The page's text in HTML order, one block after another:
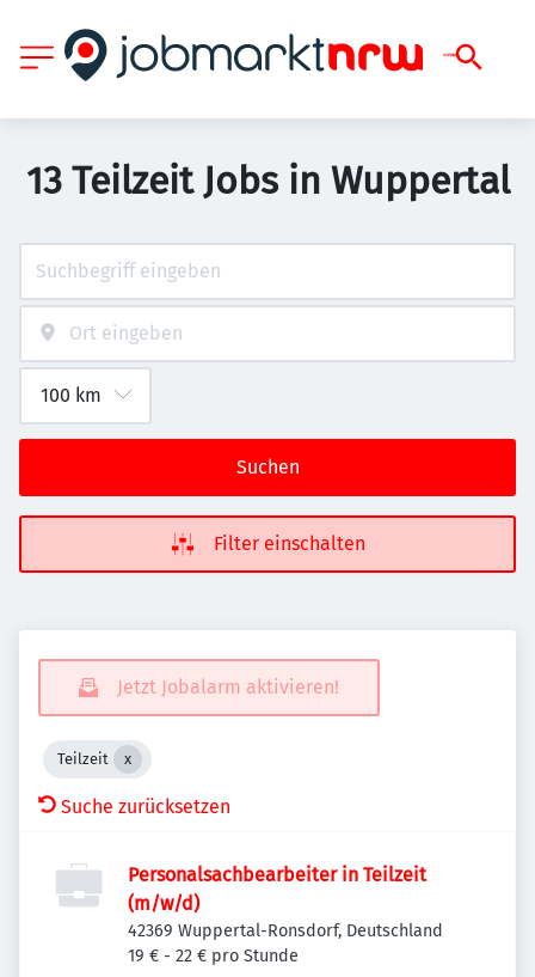
13 Teilzeit Jobs in Wuppertal
Suchen
Filter einschalten
Jetzt Jobalarm aktivieren!
Teilzeit
Suche zurücksetzen
Personalsachbearbeiter in Teilzeit
(m/w/d)
42369 Wuppertal-Ronsdorf, Deutschland
19 € - 22 € pro Stunde